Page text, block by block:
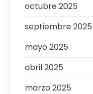
octubre 2025
septiembre 2025
mayo 2025
abril 2025
marzo 2025